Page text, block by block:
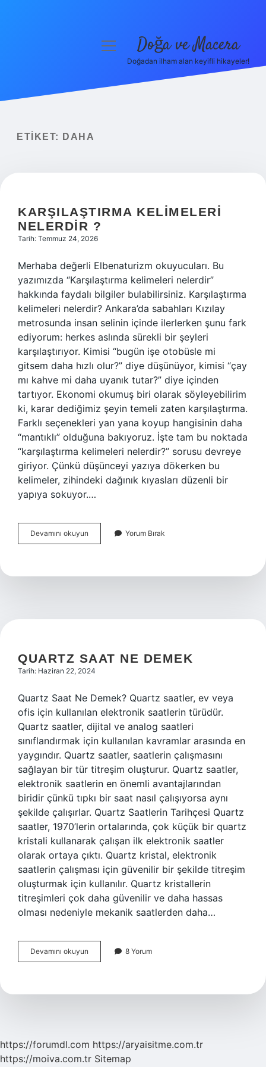
Yasal Uyarı
menüyü Doğa ve Macera
Doğadan ilham alan keyifli hikayeler!
ETIKET: DAHA
KARŞILAŞTIRMA KELIMELERI
NELERDIR ?
Tarih: Temmuz 24, 2026
Merhaba değerli Elbenaturizm okuyucuları. Bu
yazımızda “Karşılaştırma kelimeleri nelerdir”
hakkında faydalı bilgiler bulabilirsiniz. Karşılaştırma
kelimeleri nelerdir? Ankara’da sabahları Kızılay
metrosunda insan selinin içinde ilerlerken şunu fark
ediyorum: herkes aslında sürekli bir şeyleri
karşılaştırıyor. Kimisi “bugün işe otobüsle mi
gitsem daha hızlı olur?” diye düşünüyor, kimisi “çay
mı kahve mi daha uyanık tutar?” diye içinden
tartıyor. Ekonomi okumuş biri olarak söyleyebilirim
ki, karar dediğimiz şeyin temeli zaten karşılaştırma.
Farklı seçenekleri yan yana koyup hangisinin daha
“mantıklı” olduğuna bakıyoruz. İşte tam bu noktada
“karşılaştırma kelimeleri nelerdir?” sorusu devreye
giriyor. Çünkü düşünceyi yazıya dökerken bu
kelimeler, zihindeki dağınık kıyasları düzenli bir
yapıya sokuyor.…
Devamını okuyun Karşılaştırma
kelimeleri
Yorum Bırak
QUARTZ SAAT NE DEMEK
Tarih: Haziran 22, 2024
Quartz Saat Ne Demek? Quartz saatler, ev veya
ofis için kullanılan elektronik saatlerin türüdür.
Quartz saatler, dijital ve analog saatleri
sınıflandırmak için kullanılan kavramlar arasında en
yaygındır. Quartz saatler, saatlerin çalışmasını
sağlayan bir tür titreşim oluşturur. Quartz saatler,
elektronik saatlerin en önemli avantajlarından
biridir çünkü tıpkı bir saat nasıl çalışıyorsa aynı
şekilde çalışırlar. Quartz Saatlerin Tarihçesi Quartz
saatler, 1970’lerin ortalarında, çok küçük bir quartz
kristali kullanarak çalışan ilk elektronik saatler
olarak ortaya çıktı. Quartz kristal, elektronik
saatlerin çalışması için güvenilir bir şekilde titreşim
oluşturmak için kullanılır. Quartz kristallerin
titreşimleri çok daha güvenilir ve daha hassas
olması nedeniyle mekanik saatlerden daha…
Devamını okuyun
saat
8 Yorum
https://forumdl.com https://aryaisitme.com.tr
https://moiva.com.tr Sitemap